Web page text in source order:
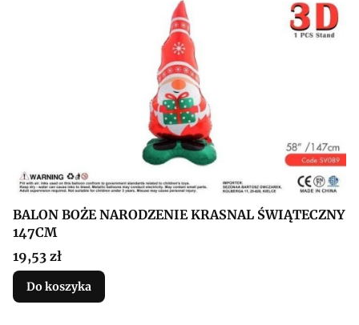
BALON BOŻE NARODZENIE KRASNAL ŚWIĄTECZNY
147CM
Cena
19,53 zł
Do koszyka